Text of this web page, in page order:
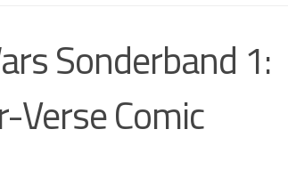
Sonderband 1:
Verse Comic